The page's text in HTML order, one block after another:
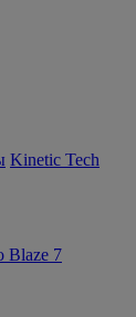
Kinetic Tech
Blaze 7